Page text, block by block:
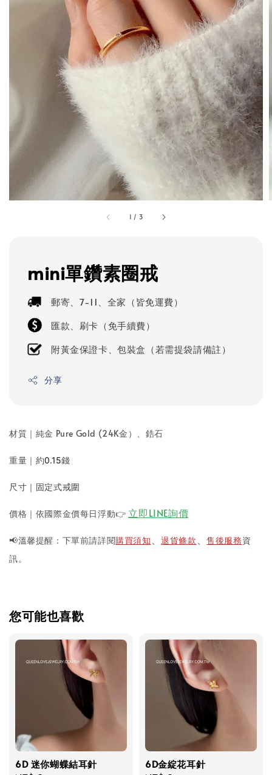
1 / 3
mini單鑽素圈戒
郵寄、7-11、全家（皆免運費）
匯款、刷卡（免手續費）
附黃金保證卡、包裝盒（若需提袋請備註）
分享
材質｜純金 Pure Gold (24K金） 、鋯石
重量｜約0.15錢
尺寸｜固定式戒圍
價格｜依國際金價每日浮動👉 立即LINE詢價
📢溫馨提醒：下單前請詳閱購買須知 、退貨條款 、售後服務資
訊。
您可能也喜歡
6D 迷你蝴蝶結耳針 6D金綻花耳針